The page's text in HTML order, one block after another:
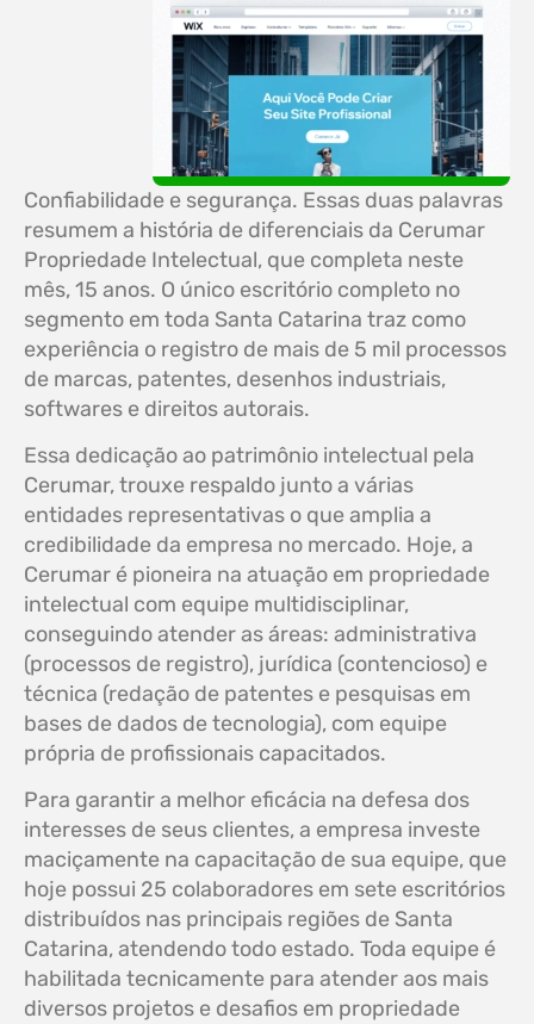
Confiabilidade e segurança. Essas duas palavras
resumem a história de diferenciais da Cerumar
Propriedade Intelectual, que completa neste
mês, 15 anos. O único escritório completo no
segmento em toda Santa Catarina traz como
experiência o registro de mais de 5 mil processos
de marcas, patentes, desenhos industriais,
softwares e direitos autorais.
Essa dedicação ao patrimônio intelectual pela
Cerumar, trouxe respaldo junto a várias
entidades representativas o que amplia a
credibilidade da empresa no mercado. Hoje, a
Cerumar é pioneira na atuação em propriedade
intelectual com equipe multidisciplinar,
conseguindo atender as áreas: administrativa
(processos de registro), jurídica (contencioso) e
técnica (redação de patentes e pesquisas em
bases de dados de tecnologia), com equipe
própria de profissionais capacitados.
Para garantir a melhor eficácia na defesa dos
interesses de seus clientes, a empresa investe
maciçamente na capacitação de sua equipe, que
hoje possui 25 colaboradores em sete escritórios
distribuídos nas principais regiões de Santa
Catarina, atendendo todo estado. Toda equipe é
habilitada tecnicamente para atender aos mais
diversos projetos e desafios em propriedade